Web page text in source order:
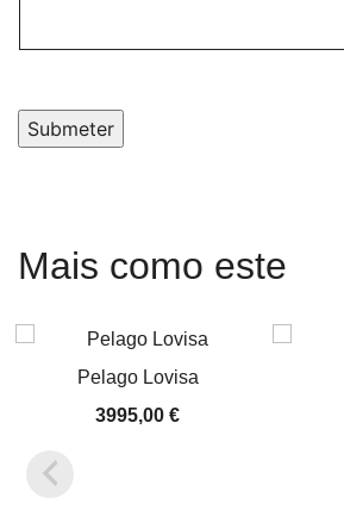
Submeter
Mais como este
Pelago Lovisa
3995,00€